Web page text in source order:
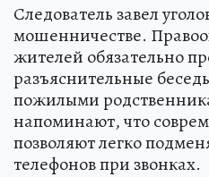
Следователь завел
мошенничестве.
жителей обязательно
разъяснительные
пожилыми
напоминают, что
позволяют легко
телефонов при звонках.